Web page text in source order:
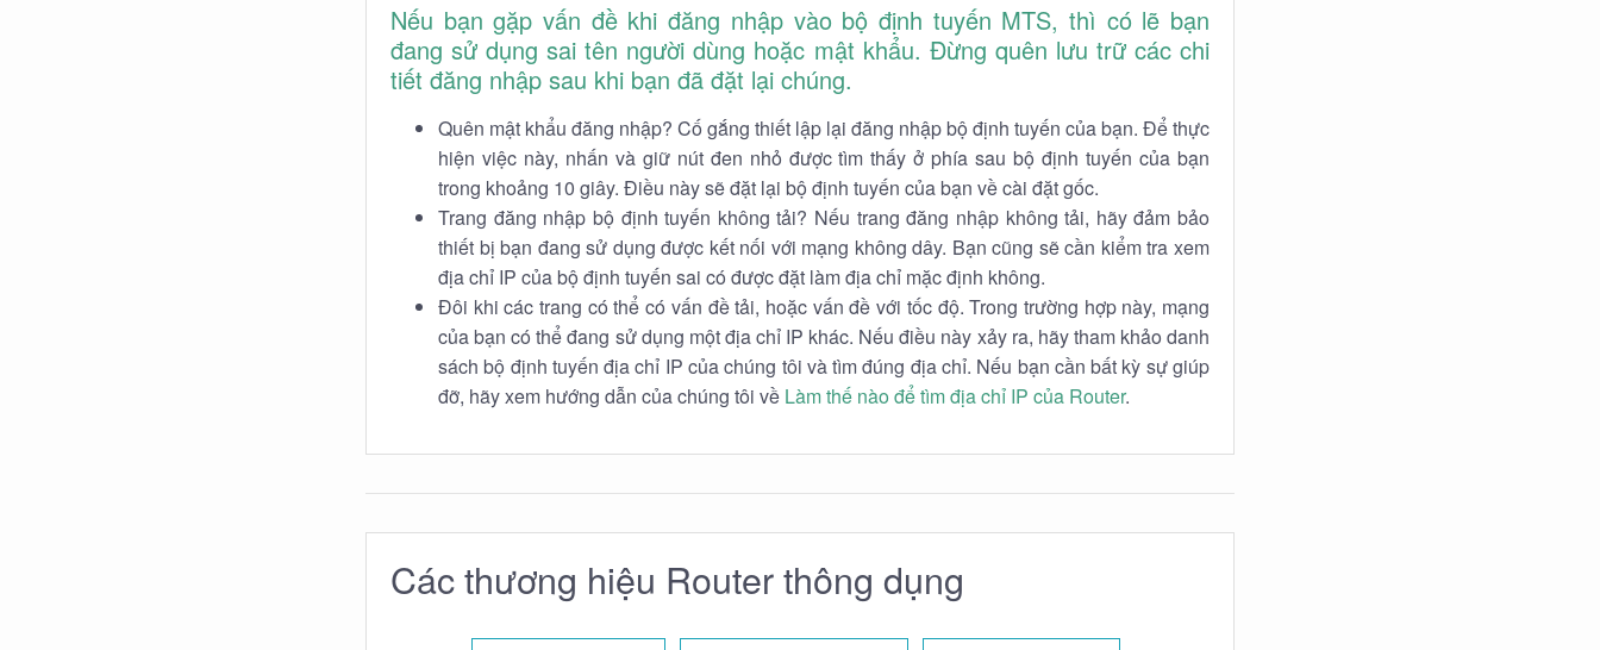
Nếu bạn gặp vấn đề khi đăng nhập vào bộ định tuyến MTS, thì có lẽ bạn
đang sử dụng sai tên người dùng hoặc mật khẩu. Đừng quên lưu trữ các chi
tiết đăng nhập sau khi bạn đã đặt lại chúng.
Quên mật khẩu đăng nhập? Cố gắng thiết lập lại đăng nhập bộ định tuyến của bạn. Để thực
hiện việc này, nhấn và giữ nút đen nhỏ được tìm thấy ở phía sau bộ định tuyến của bạn
trong khoảng 10 giây. Điều này sẽ đặt lại bộ định tuyến của bạn về cài đặt gốc.
Trang đăng nhập bộ định tuyến không tải? Nếu trang đăng nhập không tải, hãy đảm bảo
thiết bị bạn đang sử dụng được kết nối với mạng không dây. Bạn cũng sẽ cần kiểm tra xem
địa chỉ IP của bộ định tuyến sai có được đặt làm địa chỉ mặc định không.
Đôi khi các trang có thể có vấn đề tải, hoặc vấn đề với tốc độ. Trong trường hợp này, mạng
của bạn có thể đang sử dụng một địa chỉ IP khác. Nếu điều này xảy ra, hãy tham khảo danh
sách bộ định tuyến địa chỉ IP của chúng tôi và tìm đúng địa chỉ. Nếu bạn cần bất kỳ sự giúp
đỡ, hãy xem hướng dẫn của chúng tôi về Làm thế nào để tìm địa chỉ IP của Router.
Các thương hiệu Router thông dụng